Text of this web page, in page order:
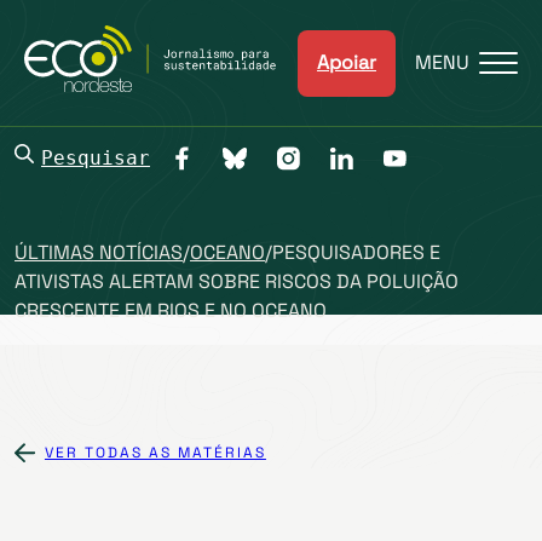
Apoiar MENU
Pesquisar
ÚLTIMAS NOTÍCIAS/OCEANO/PESQUISADORES E
ATIVISTAS ALERTAM SOBRE RISCOS DA POLUIÇÃO
CRESCENTE EM RIOS E NO OCEANO
VER TODAS AS MATÉRIAS